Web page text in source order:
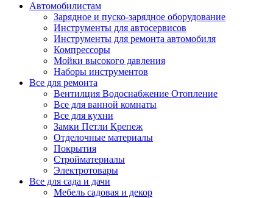
Автомобилистам
Зарядное и пуско-зарядное оборудование
Инструменты для автосервисов
Инструменты для ремонта автомобиля
Компрессоры
Мойки высокого давления
Наборы инструментов
Все для ремонта
Вентилция Водоснабжение Отопление
Все для ванной комнаты
Все для кухни
Замки Петли Крепеж
Отделочные материалы
Покрытия
Стройматериалы
Электротовары
Все для сада и дачи
Мебель садовая и декор